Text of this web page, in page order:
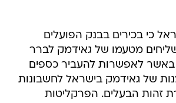
כי בכירים בבנק הפועלים
מטעמו של גאידמק לברר
באשר לאפשרות להעביר כספים
של גאידמק בישראל לחשבונות
זהות הבעלים. הפרקליטות